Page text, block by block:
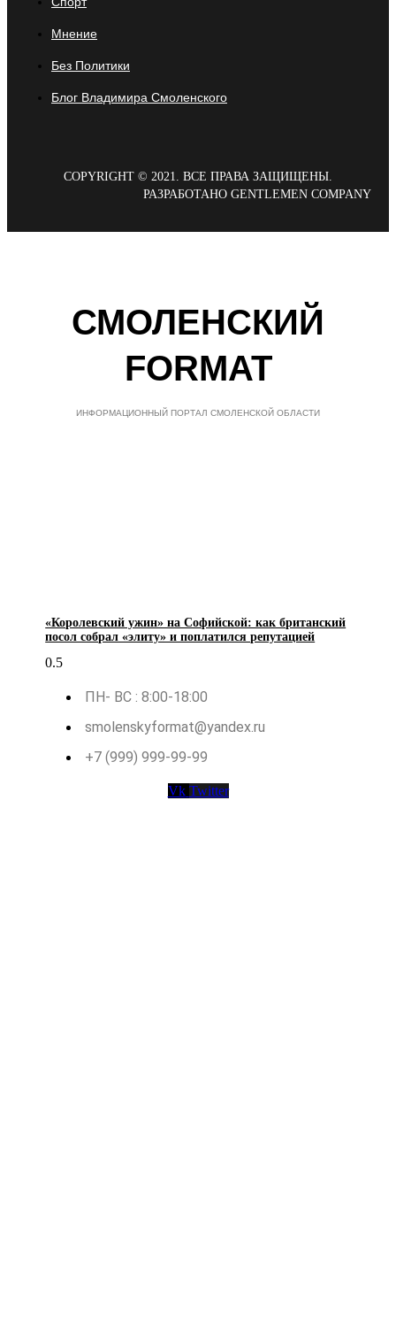
Мнение
Без Политики
Блог Владимира Смоленского
COPYRIGHT © 2021. ВСЕ ПРАВА ЗАЩИЩЕНЫ.
РАЗРАБОТАНО GENTLEMEN COMPANY
СМОЛЕНСКИЙ
FORMAT
ИНФОРМАЦИОННЫЙ ПОРТАЛ СМОЛЕНСКОЙ ОБЛАСТИ
«Королевский ужин» на Софийской: как британский
посол собрал «элиту» и поплатился репутацией
ПН- ВС : 8:00-18:00
smolenskyformat@yandex.ru
+7 (999) 999-99-99
Vk Twitter